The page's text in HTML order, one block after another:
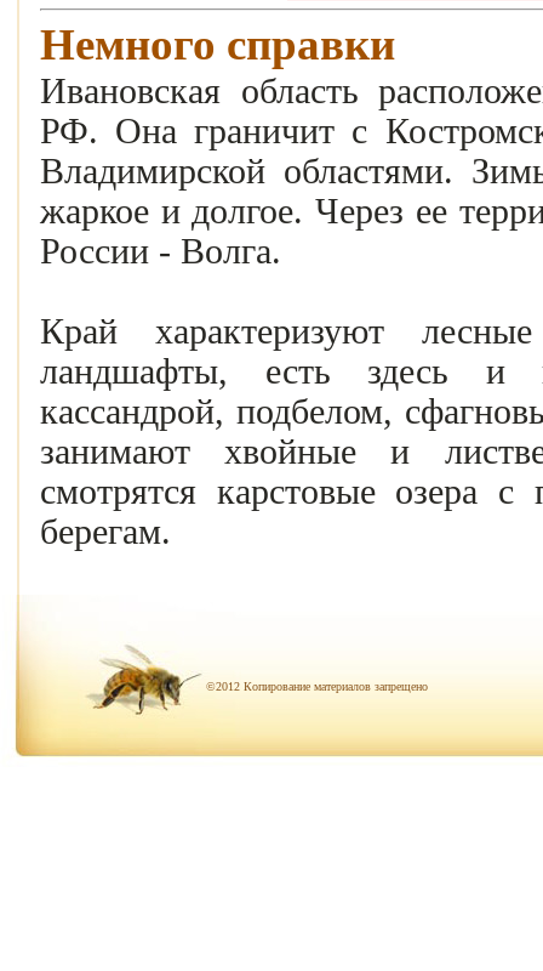
Немного справки
Ивановская область
РФ. Она граничит с
Владимирской областями.
жаркое и долгое. Через ее
России - Волга.
Край характеризуют
ландшафты, есть здесь и
кассандрой, подбелом,
занимают хвойные и
смотрятся карстовые озера
берегам.
©2012 Копирование материалов запрещено